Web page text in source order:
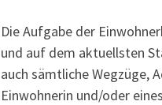
Die Aufgabe der
und auf dem aktuellsten
auch sämtliche Wegzüge,
Einwohnerin und/oder